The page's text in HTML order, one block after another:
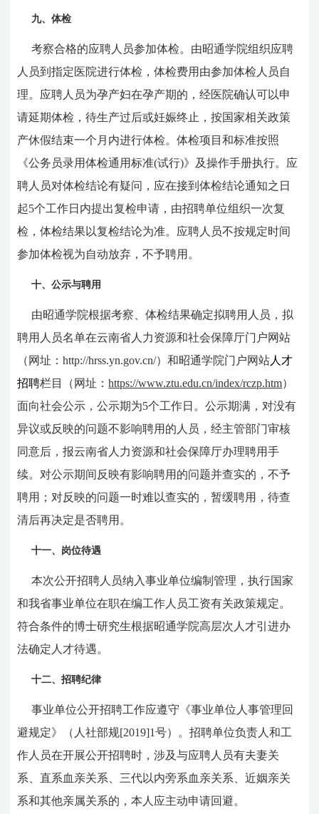
九、体检
考察合格的应聘人员参加体检。由昭通学院组织应聘
人员到指定医院进行体检，体检费用由参加体检人员自
理。应聘人员为孕产妇在孕产期的，经医院确认可以申
请延期体检，待生产过后或妊娠终止，按国家相关政策
产休假结束一个月内进行体检。体检项目和标准按照
《公务员录用体检通用标准(试行)》及操作手册执行。应
聘人员对体检结论有疑问，应在接到体检结论通知之日
起5个工作日内提出复检申请，由招聘单位组织一次复
检，体检结果以复检结论为准。应聘人员不按规定时间
参加体检视为自动放弃，不予聘用。
十、公示与聘用
由昭通学院根据考察、体检结果确定拟聘用人员，拟
聘用人员名单在云南省人力资源和社会保障厅门户网站
（网址：http://hrss.yn.gov.cn/）和昭通学院门户网站人才
招聘栏目 （网址：https://www.ztu.edu.cn/index/rczp.htm）
面向社会公示，公示期为5个工作日。公示期满，对没有
异议或反映的问题不影响聘用的人员，经主管部门审核
同意后，报云南省人力资源和社会保障厅办理聘用手
续。对公示期间反映有影响聘用的问题并查实的，不予
聘用；对反映的问题一时难以查实的，暂缓聘用，待查
清后再决定是否聘用。
十一、岗位待遇
本次公开招聘人员纳入事业单位编制管理，执行国家
和我省事业单位在职在编工作人员工资有关政策规定。
符合条件的博士研究生根据昭通学院高层次人才引进办
法确定人才待遇。
十二、招聘纪律
事业单位公开招聘工作应遵守《事业单位人事管理回
避规定》
（人社部规[2019]1号） 。招聘单位负责人和工
作人员在开展公开招聘时，涉及与应聘人员有夫妻关
系、直系血亲关系、三代以内旁系血亲关系、近姻亲关
系和其他亲属关系的，本人应主动申请回避。